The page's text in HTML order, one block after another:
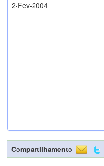
2-Fev-2004
Compartilhamento